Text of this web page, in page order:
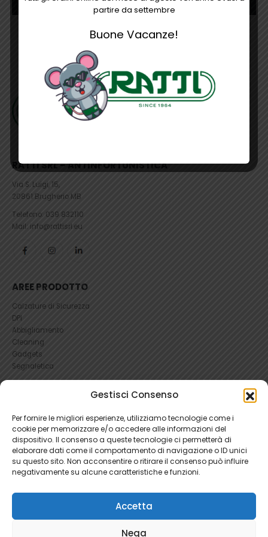
Gestisci Consenso
Per fornire le migliori esperienze, utilizziamo tecnologie come i
cookie per memorizzare e/o accedere alle informazioni del
dispositivo. Il consenso a queste tecnologie ci permetterà di
elaborare dati come il comportamento di navigazione o ID unici
su questo sito. Non acconsentire o ritirare il consenso può influire
negativamente su alcune caratteristiche e funzioni.
Accetta
Nega
RATTI SRL – ANTINFORTUNISTICA
Via S. Luigi, 15,
20861 Brugherio MB
Telefono: 039 832110
Mail: info@rattisrl.eu
AREE PRODOTTO
Calzature di Sicurezza
DPI
Abbigliamento
Cleaning
Gadgets
Segnaletica
RICHIEDI UN RESO
Condizioni e Resi
FAQ Antinfortunistica
Richiesta Reso
CookieePrivacy
partire da settembre
Buone Vacanze!